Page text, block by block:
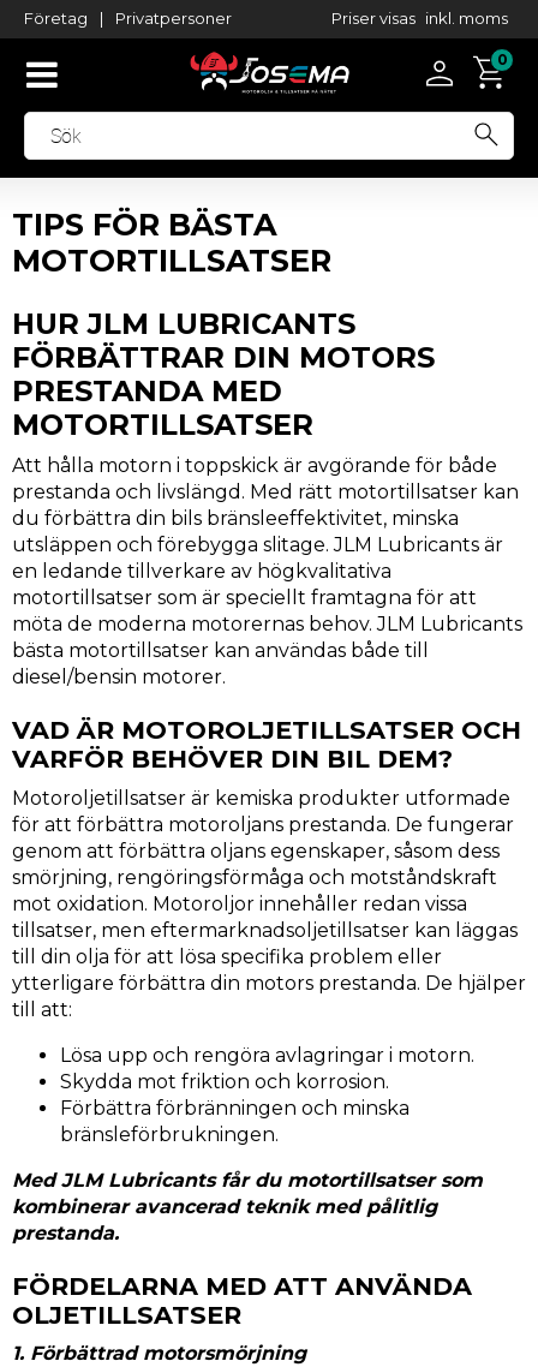
Företag | Privatpersoner Priser visas inkl. moms
TIPS FÖR BÄSTA
MOTORTILLSATSER
HUR JLM LUBRICANTS
FÖRBÄTTRAR DIN MOTORS
PRESTANDA MED
MOTORTILLSATSER
Att hålla motorn i toppskick är avgörande för både
prestanda och livslängd. Med rätt motortillsatser kan
du förbättra din bils bränsleeffektivitet, minska
utsläppen och förebygga slitage. JLM Lubricants är
en ledande tillverkare av högkvalitativa
motortillsatser som är speciellt framtagna för att
möta de moderna motorernas behov. JLM Lubricants
bästa motortillsatser kan användas både till
diesel/bensin motorer.
VAD ÄR MOTOROLJETILLSATSER OCH
VARFÖR BEHÖVER DIN BIL DEM?
Motoroljetillsatser är kemiska produkter utformade
för att förbättra motoroljans prestanda. De fungerar
genom att förbättra oljans egenskaper, såsom dess
smörjning, rengöringsförmåga och motståndskraft
mot oxidation. Motoroljor innehåller redan vissa
tillsatser, men eftermarknadsoljetillsatser kan läggas
till din olja för att lösa specifika problem eller
ytterligare förbättra din motors prestanda. De hjälper
till att:
Lösa upp och rengöra avlagringar i motorn.
Skydda mot friktion och korrosion.
Förbättra förbränningen och minska
bränsleförbrukningen.
Med JLM Lubricants får du motortillsatser som
kombinerar avancerad teknik med pålitlig
prestanda.
FÖRDELARNA MED ATT ANVÄNDA
OLJETILLSATSER
1. Förbättrad motorsmörjning